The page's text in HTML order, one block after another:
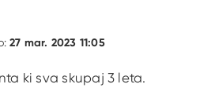
27 mar. 2023 11:05
ki sva skupaj 3 leta.